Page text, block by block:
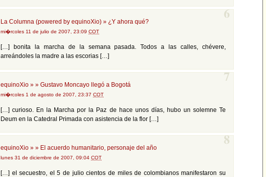
La Columna (powered by equinoXio) » ¿Y ahora qué?
mi�rcoles 11 de julio de 2007, 23:09 COT
6
[…] bonita la marcha de la semana pasada. Todos a las calles, chévere,
arreándoles la madre a las escorias […]
equinoXio » » Gustavo Moncayo llegó a Bogotá
mi�rcoles 1 de agosto de 2007, 23:37 COT
7
[…] curioso. En la Marcha por la Paz de hace unos días, hubo un solemne Te
Deum en la Catedral Primada con asistencia de la flor […]
equinoXio » » El acuerdo humanitario, personaje del año
lunes 31 de diciembre de 2007, 09:04 COT
8
[…] el secuestro, el 5 de julio cientos de miles de colombianos manifestaron su